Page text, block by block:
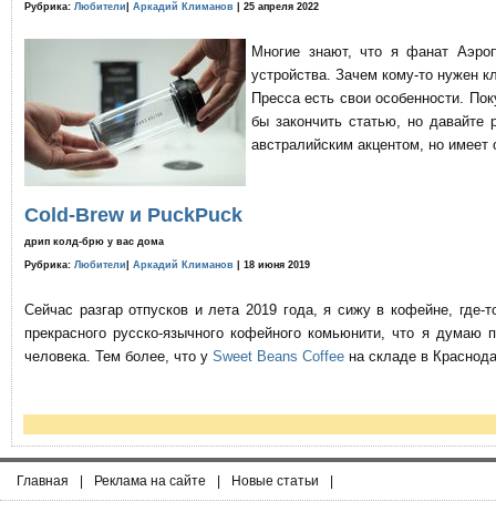
Рубрика: Любители Аркадий Климанов | 25 апреля 2022
Многие знают, что я фанат
устройства. Зачем кому-то нужен
Пресса есть свои особенности.
бы закончить статью, но давайте
австралийским акцентом, но имеет
Cold-Brew и PuckPuck
дрип колд-брю у вас дома
Рубрика: Любители Аркадий Климанов | 18 июня 2019
Сейчас разгар отпусков и лета 2019 года, я сижу в кофейне,
прекрасного русско-язычного кофейного комьюнити, что я
человека. Тем более, что у Sweet Beans Coffee на складе в
Главная | Реклама на сайте | Новые статьи |